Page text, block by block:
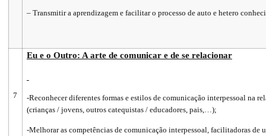
– Transmitir a aprendizagem e facilitar o processo de auto e hetero
7
Eu e o Outro: A arte de comunicar e de se relacionar
-Reconhecer diferentes formas e estilos de comunicação interpessoal na
(crianças / jovens, outros catequistas / educadores, pais,…);
-Melhorar as competências de comunicação interpessoal, facilitadoras de